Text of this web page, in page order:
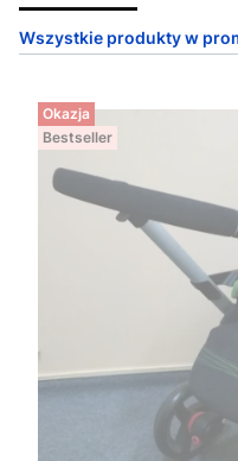
Wszystkie produkty w
Okazja
Bestseller